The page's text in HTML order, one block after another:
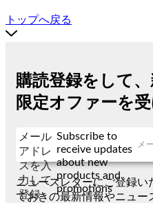
トップへ戻る
購読登録をして
限定オファーを
メール
アドレ
スを入
力して
登録
Subscribe to
receive updates
about new
products and
promotions
ニュースレターにご登録い
ておきの最新情報やニュー